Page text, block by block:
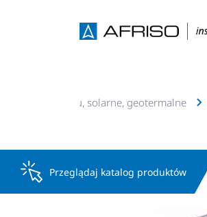
c.o., c.w.u, solarne, geotermalne
Przeglądaj katalog produktów